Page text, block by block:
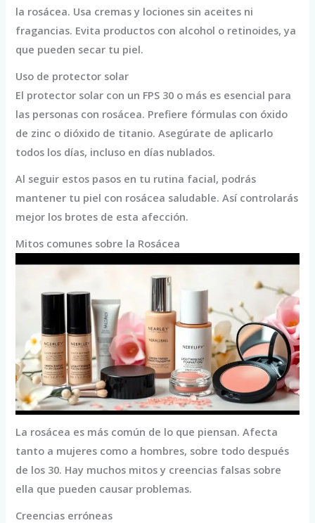
la rosácea. Usa cremas y lociones sin aceites ni
fragancias. Evita productos con alcohol o retinoides, ya
que pueden secar tu piel.
Uso de protector solar
El protector solar con un FPS 30 o más es esencial para
las personas con rosácea. Prefiere fórmulas con óxido
de zinc o dióxido de titanio. Asegúrate de aplicarlo
todos los días, incluso en días nublados.
Al seguir estos pasos en tu rutina facial, podrás
mantener tu piel con rosácea saludable. Así controlarás
mejor los brotes de esta afección.
Mitos comunes sobre la Rosácea
La rosácea es más común de lo que piensan. Afecta
tanto a mujeres como a hombres, sobre todo después
de los 30. Hay muchos mitos y creencias falsas sobre
ella que pueden causar problemas.
Creencias erróneas